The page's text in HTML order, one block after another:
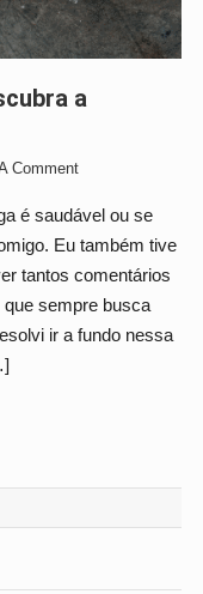
CommentOn
Panga
É
Saudável?
Descubra
A
é saudável ou se
Eu também tive
tantos comentários
sempre busca
ir a fundo nessa